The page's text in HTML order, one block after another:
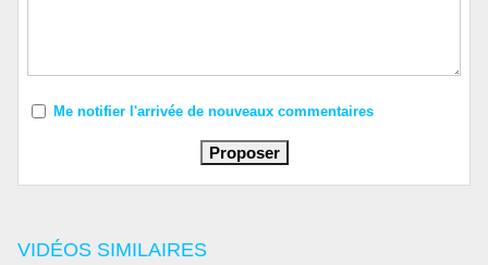
VIDÉOS SIMILAIRES
Me notifier l'arrivée de nouveaux commentaires